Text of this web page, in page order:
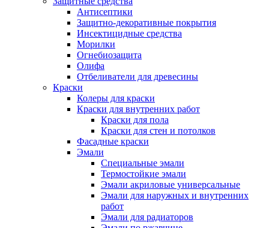
Антисептики
Защитно-декоративные покрытия
Инсектицидные средства
Морилки
Огнебиозащита
Олифа
Отбеливатели для древесины
Краски
Колеры для краски
Краски для внутренних работ
Краски для пола
Краски для стен и потолков
Фасадные краски
Эмали
Специальные эмали
Термостойкие эмали
Эмали акриловые универсальные
Эмали для наружных и внутренних
работ
Эмали для радиаторов